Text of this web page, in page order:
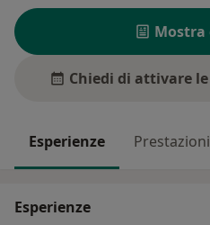
Chiedi di attivare
Esperienze Prestazioni
Esperienze